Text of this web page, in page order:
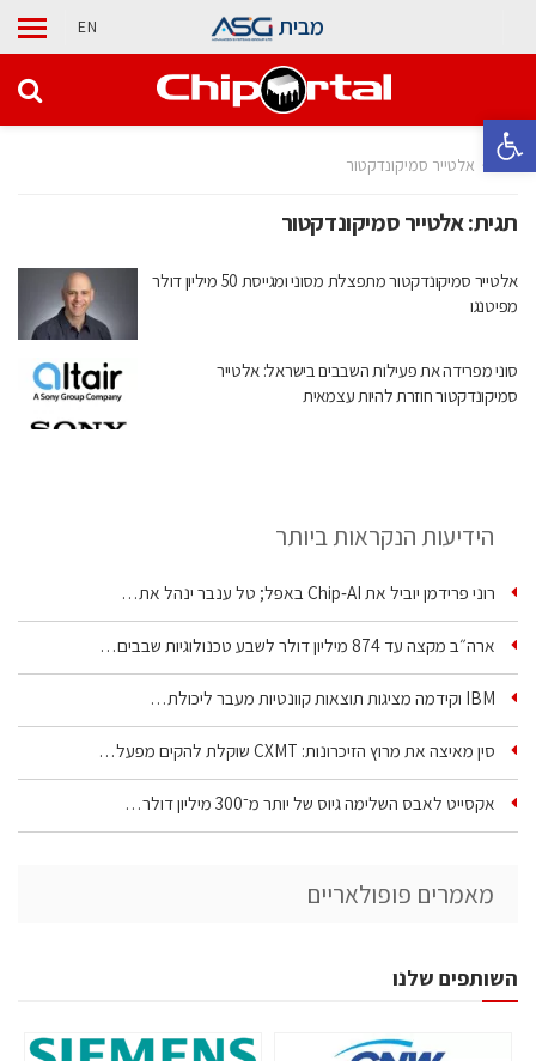
פתח סרגל נגישות
מבית EN
בית אלטייר סמיקונדקטור
תגית:אלטייר סמיקונדקטור
אלטייר סמיקונדקטור מתפצלת מסוני ומגייסת 50 מיליון דולר
מפיטנגו
סוני מפרידה את פעילות השבבים בישראל: אלטייר
סמיקונדקטור חוזרת להיות עצמאית
הידיעות הנקראות ביותר
רוני פרידמן יוביל את Chip‑AI באפל; טל ענבר ינהל את…
ארה״ב מקצה עד 874 מיליון דולר לשבע טכנולוגיות שבבים…
IBM וקידמה מציגות תוצאות קוונטיות מעבר ליכולת…
סין מאיצה את מרוץ הזיכרונות: CXMT שוקלת להקים מפעל…
אקסייט לאבס השלימה גיוס של יותר מ־300 מיליון דולר…
מאמרים פופולאריים
השותפים שלנו